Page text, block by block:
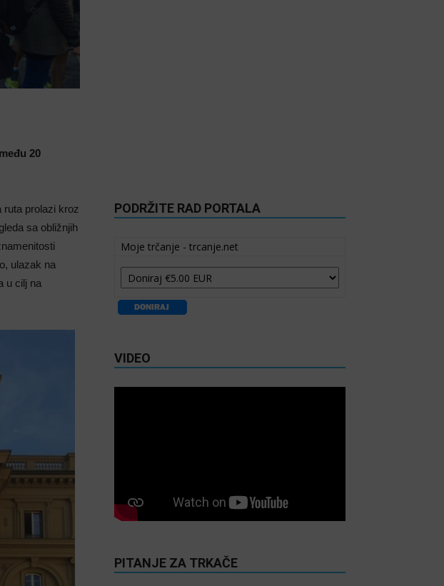
20
ruta prolazi kroz
sa obližnjih
ulazak na
u cilj na
PODRŽITE RAD PORTALA
Moje trčanje - trcanje.net
VIDEO
PITANJE ZA TRKAČE